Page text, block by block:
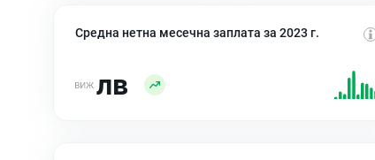
Средна нетна месечна заплата за 2023 г.
лв